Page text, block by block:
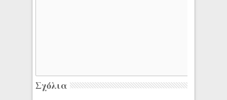
Σχόλια